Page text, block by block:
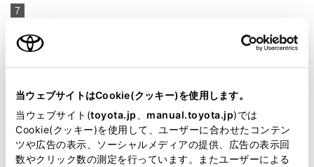
当ウェブサイトはCookie(クッキー)を使用します。
当ウェブサイト(toyota.jp manual.toyota.jp)では
Cookie(クッキー)を使用して、ユーザーに合わせたコンテン
ツや広告の表示、ソーシャルメディアの提供、広告の表示回
数やクリック数の測定を行っています。またユーザーによる
7
プリウス Z